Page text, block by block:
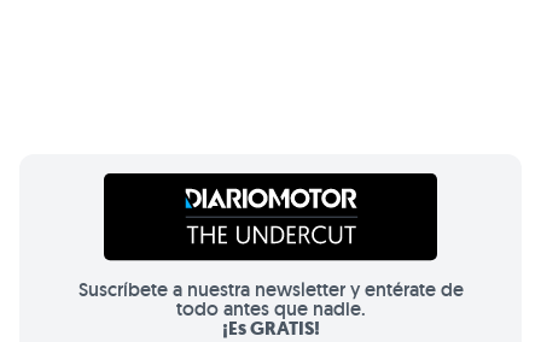
Suscríbete a nuestra newsletter y entérate de
todo antes que nadie.
¡Es GRATIS!